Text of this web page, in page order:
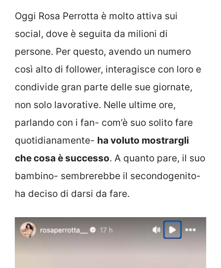
Oggi Rosa Perrotta è molto attiva sui
social, dove è seguita da milioni di
persone. Per questo, avendo un numero
così alto di follower, interagisce con loro e
condivide gran parte delle sue giornate,
non solo lavorative. Nelle ultime ore,
parlando con i fan- com’è suo solito fare
quotidianamente- ha voluto mostrargli
che cosa è successo. A quanto pare, il suo
bambino- sembrerebbe il secondogenito-
ha deciso di darsi da fare.